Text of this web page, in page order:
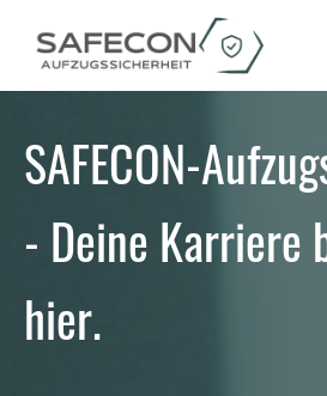
SAFECON-
- Deine Karriere
hier.